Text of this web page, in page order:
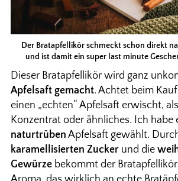
Der Bratapfellikör schmeckt schon direkt
und ist damit ein super last minute
Dieser Bratapfellikör wird ganz
Apfelsaft gemacht. Achtet beim
einen „echten“ Apfelsaft erwischt,
Konzentrat oder ähnliches. Ich habe
naturtrüben Apfelsaft gewählt.
karamellisierten Zuckerund die
Gewürzebekommt der